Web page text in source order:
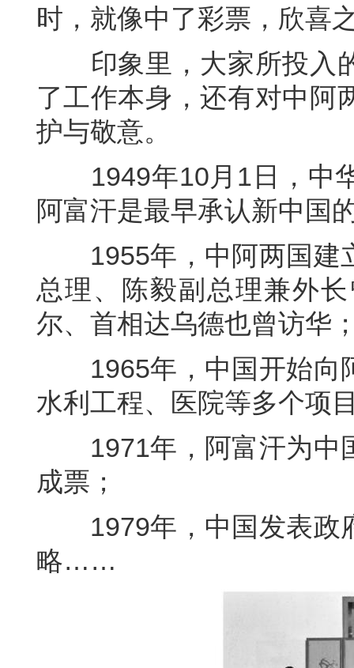
时，就像中了彩票，欣喜
印象里，大家所投入的
了工作本身，还有对中阿
护与敬意。
1949年10月1日，中华
阿富汗是最早承认新中国
1955年，中阿两国建
总理、陈毅副总理兼外
尔、首相达乌德也曾访华
1965年，中国开始向
水利工程、医院等多个项
1971年，阿富汗为中
成票；
1979年，中国发表政
略……